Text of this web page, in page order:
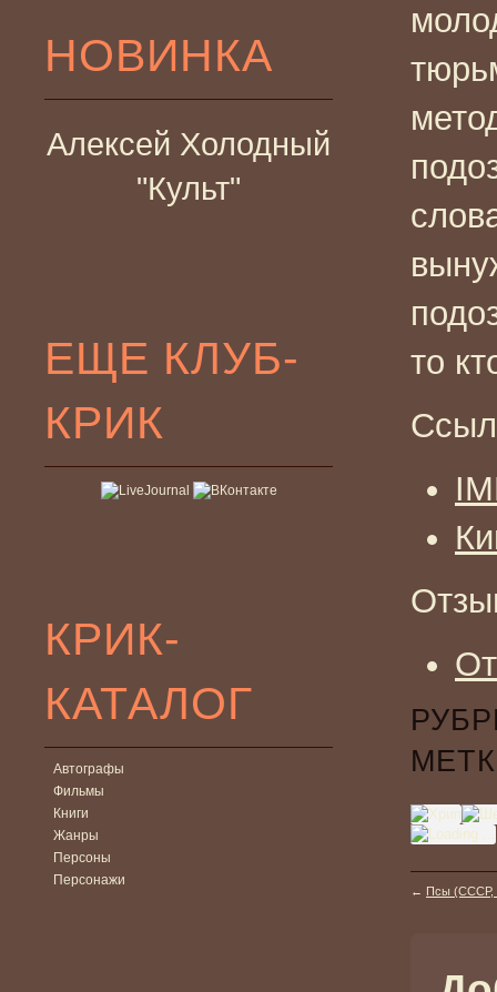
НОВИНКА
Алексей Холодный
"Культ"
ЕЩЕ КЛУБ-
КРИК
КРИК-
КАТАЛОГ
Автографы
Фильмы
Книги
Жанры
Персоны
Персонажи
то
← Псы (СССР,